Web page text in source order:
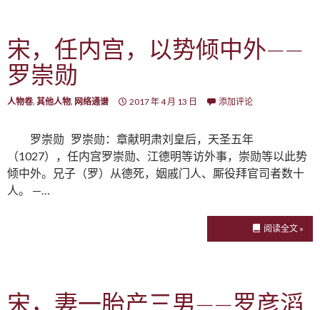
宋，任内宫，以势倾中外——
罗崇勋
人物卷, 其他人物, 网络通谱 2017 年 4 月 13 日 添加评论
罗崇勋 罗崇勋：章献明肃刘皇后，天圣五年
（1027），任内宫罗崇勋、江德明等访外事，崇勋等以此势
倾中外。兄子（罗）从德死，姻戚门人、厮役拜官司者数十
人。 —…
阅读全文 »
宋，妻一胎产三男——罗彦滔